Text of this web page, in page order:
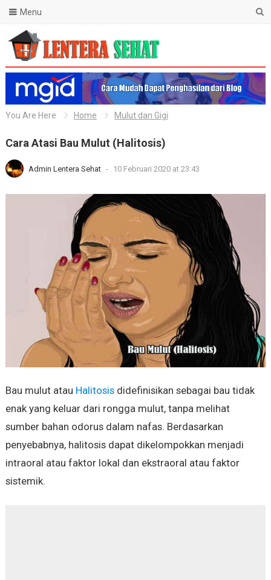
Lentera Sehat
Menu
You Are Here Home Mulut dan Gigi
Cara Atasi Bau Mulut (Halitosis)
Admin Lentera Sehat - 10 Februari 2020 at 23:43
Bau mulut atau Halitosisdidefinisikan sebagai bau tidak
enak yang keluar dari rongga mulut, tanpa melihat
sumber bahan odorus dalam nafas. Berdasarkan
penyebabnya, halitosis dapat dikelompokkan menjadi
intraoral atau faktor lokal dan ekstraoral atau faktor
sistemik.